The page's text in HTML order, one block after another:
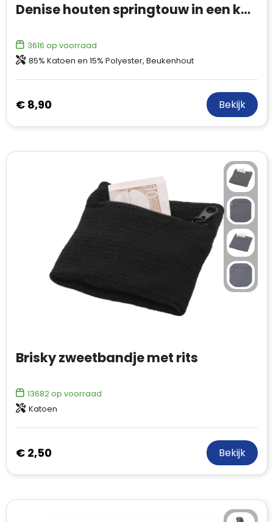
Denise houten springtouw in een katoenen zak
3616 op voorraad
85% Katoen en 15% Polyester, Beukenhout
€ 8,90 Bekijk
Brisky zweetbandje met rits
13682op voorraad
Katoen
€ 2,50 Bekijk